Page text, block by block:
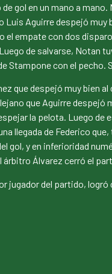
gol en un mano a
Aguirre despejó
empate con dos
de salvarse, Notan
Stampone con el
que despejó muy bien
que Aguirre despejó
la pelota. Luego
llegada de Federico
y en inferioridad
árbitro Álvarez cerró el
del partido,